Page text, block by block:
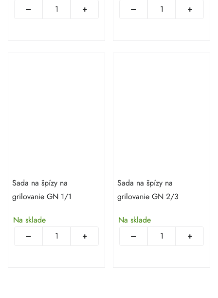
Sada na špízy na
grilovanie GN 1/1
Na sklade
Sada na špízy na
grilovanie GN 2/3
Na sklade